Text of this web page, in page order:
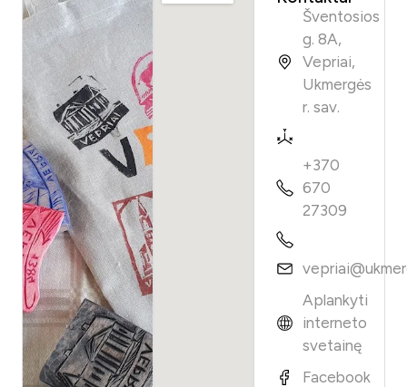
Šventosios
g. 8A,
Vepriai,
Ukmergės
r. sav.
+370
670
27309
Aplankyti
interneto
svetainę
Facebook